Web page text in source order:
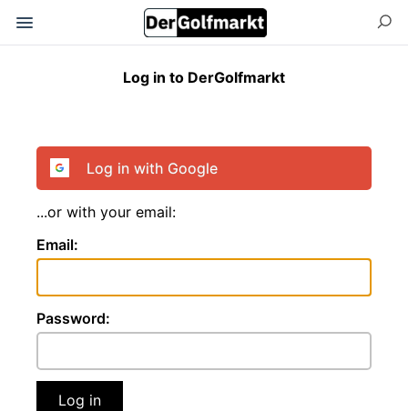
Log in to DerGolfmarkt
Log in with Google
...or with your email:
Email:
Password:
Log in